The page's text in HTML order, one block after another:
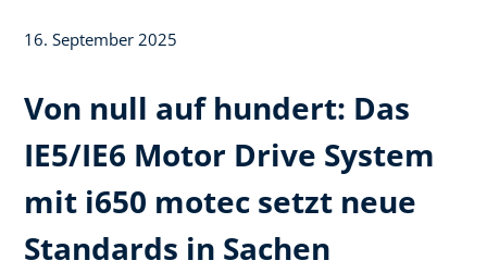
16. September 2025
Von null auf hundert: Das
IE5/IE6 Motor Drive System
mit i650 motec setzt neue
Standards in Sachen